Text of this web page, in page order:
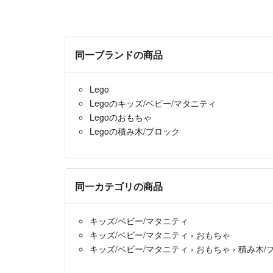
同一ブランドの商品
Lego
Legoのキッズ/ベビー/マタニティ
Legoのおもちゃ
Legoの積み木/ブロック
同一カテゴリの商品
キッズ/ベビー/マタニティ
キッズ/ベビー/マタニティ › おもちゃ
キッズ/ベビー/マタニティ › おもちゃ › 積み木/